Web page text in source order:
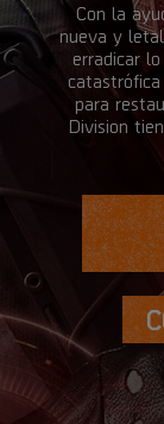
Con la
nueva y
erradicar
para
Division